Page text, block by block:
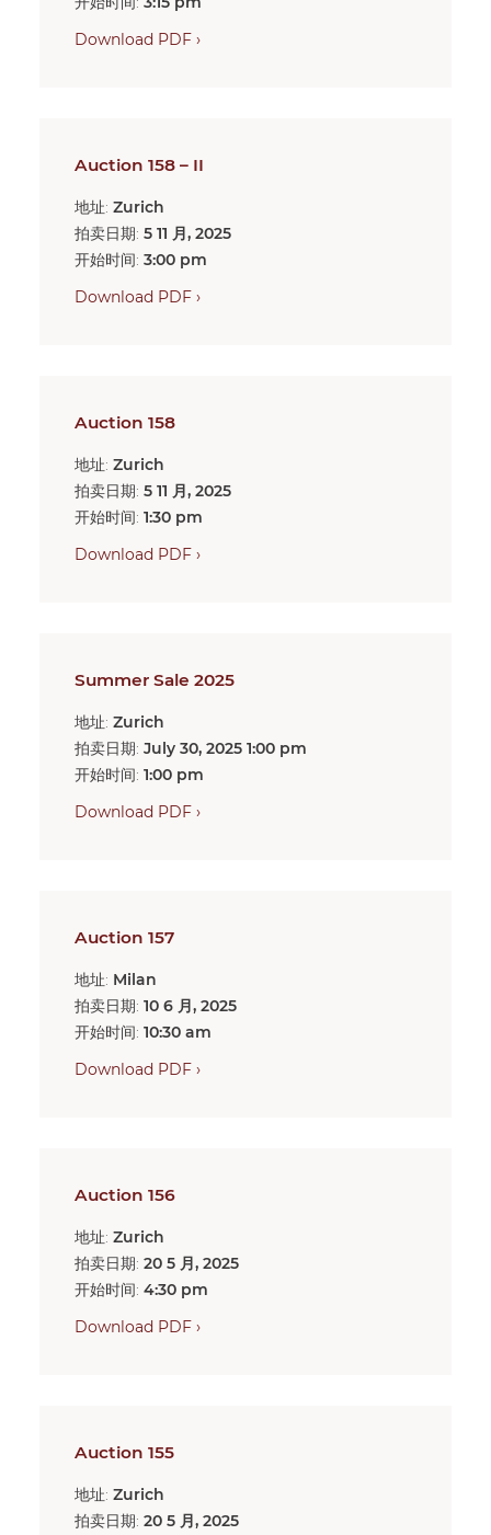
Download PDF ›
Auction 158 – II
地址: Zurich
拍卖日期: 5 11 月, 2025
开始时间: 3:00 pm
Download PDF ›
Auction 158
地址: Zurich
拍卖日期: 5 11 月, 2025
开始时间: 1:30 pm
Download PDF ›
Summer Sale 2025
地址: Zurich
拍卖日期: July 30, 2025 1:00 pm
开始时间: 1:00 pm
Download PDF ›
Auction 157
地址: Milan
拍卖日期: 10 6 月, 2025
开始时间: 10:30 am
Download PDF ›
Auction 156
地址: Zurich
拍卖日期: 20 5 月, 2025
开始时间: 4:30 pm
Download PDF ›
Auction 155
地址: Zurich
拍卖日期: 20 5 月, 2025